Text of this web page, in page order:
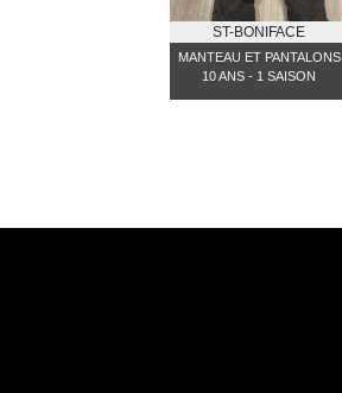
ST-BONIFACE
MANTEAU ET PANTALONS
10 ANS - 1 SAISON